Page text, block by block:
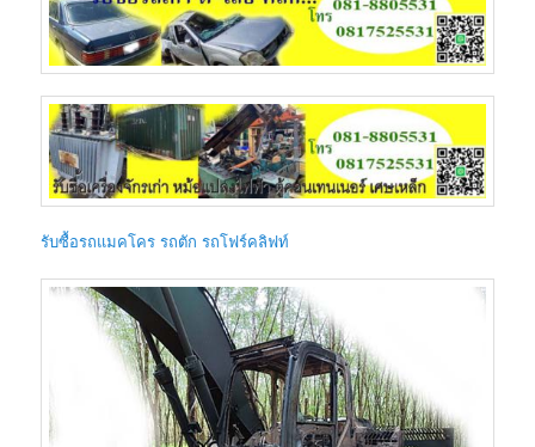
รับซื้อรถแมคโคร รถตัก รถโฟร์คลิฟท์